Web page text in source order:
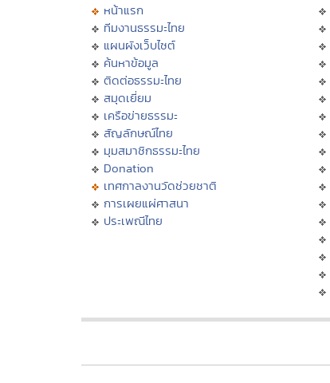
หน้าแรก
ทีมงานธรรมะไทย
แผนผังเว็บไซต์
ค้นหาข้อมูล
ติดต่อธรรมะไทย
สมุดเยี่ยม
เครือข่ายธรรมะ
สัญลักษณ์ไทย
มุมสมาชิกธรรมะไทย
Donation
เทศกาลงานวัดช่วยชาติ
การเผยแผ่ศาสนา
ประเพณีไทย